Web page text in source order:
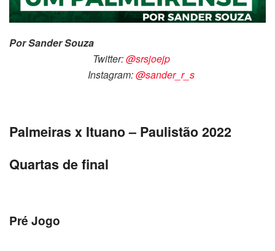
Por Sander Souza
Twitter:@srsjoejp
Instagram:@sander_r_s
Palmeiras x Ituano – Paulistão 2022
Quartas de final
Pré Jogo